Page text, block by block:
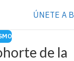
ÚNETE A
de la